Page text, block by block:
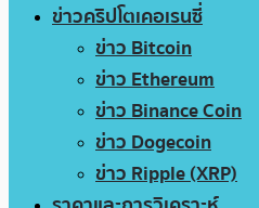
ข่าวคริปโตเคอเรนซี่
ข่าว Bitcoin
ข่าว Ethereum
ข่าว Binance Coin
ข่าว Dogecoin
ข่าว Ripple (XRP)